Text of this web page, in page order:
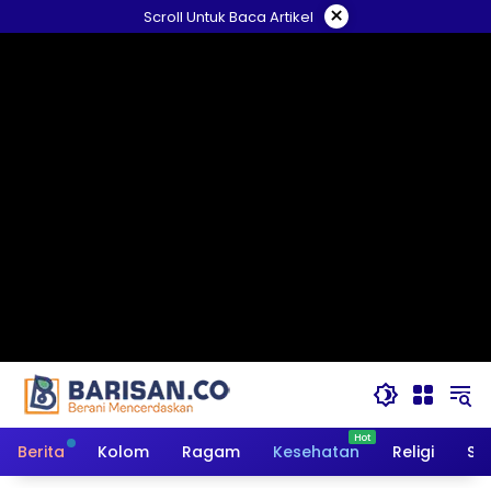
ke
Scroll Untuk Baca Artikel ×
Berita Kolom Ragam Kesehatan Religi